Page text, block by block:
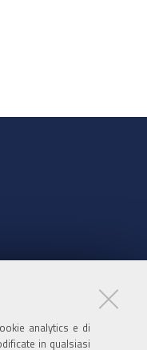
analytics e di
in qualsiasi